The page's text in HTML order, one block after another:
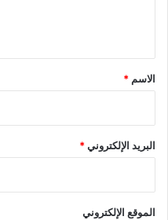
*
الاسم *
البريد الإلكتروني*
الموقع الإلكتروني